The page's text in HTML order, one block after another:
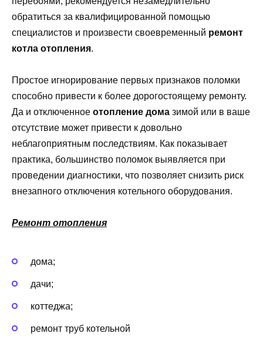
обратиться за квалифицированной помощью
специалистов и произвести своевременный ремонт
котла отопления.
Простое игнорирование первых признаков поломки
способно привести к более дорогостоящему ремонту.
Да и отключенное отопление дома зимой или в ваше
отсутствие может привести к довольно
неблагоприятным последствиям. Как показывает
практика, большинство поломок выявляется при
проведении диагностики, что позволяет снизить риск
внезапного отключения котельного оборудования.
Ремонт отопления
дома;
дачи;
коттеджа;
ремонт труб котельной